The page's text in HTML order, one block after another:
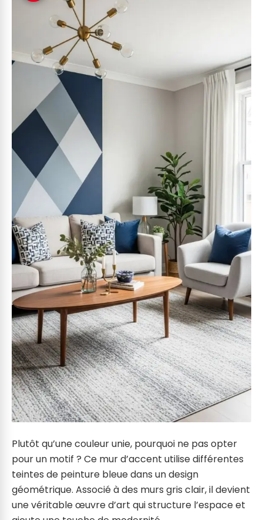
Plutôt qu’une couleur unie, pourquoi ne pas opter
pour un motif ? Ce mur d’accent utilise différentes
teintes de peinture bleue dans un design
géométrique. Associé à des murs gris clair, il devient
une véritable œuvre d’art qui structure l’espace et